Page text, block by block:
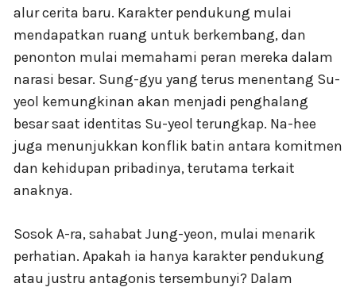
alur cerita baru. Karakter pendukung mulai
mendapatkan ruang untuk berkembang, dan
penonton mulai memahami peran mereka dalam
narasi besar. Sung-gyu yang terus menentang Su-
yeol kemungkinan akan menjadi penghalang
besar saat identitas Su-yeol terungkap. Na-hee
juga menunjukkan konflik batin antara komitmen
dan kehidupan pribadinya, terutama terkait
anaknya.
Sosok A-ra, sahabat Jung-yeon, mulai menarik
perhatian. Apakah ia hanya karakter pendukung
atau justru antagonis tersembunyi? Dalam